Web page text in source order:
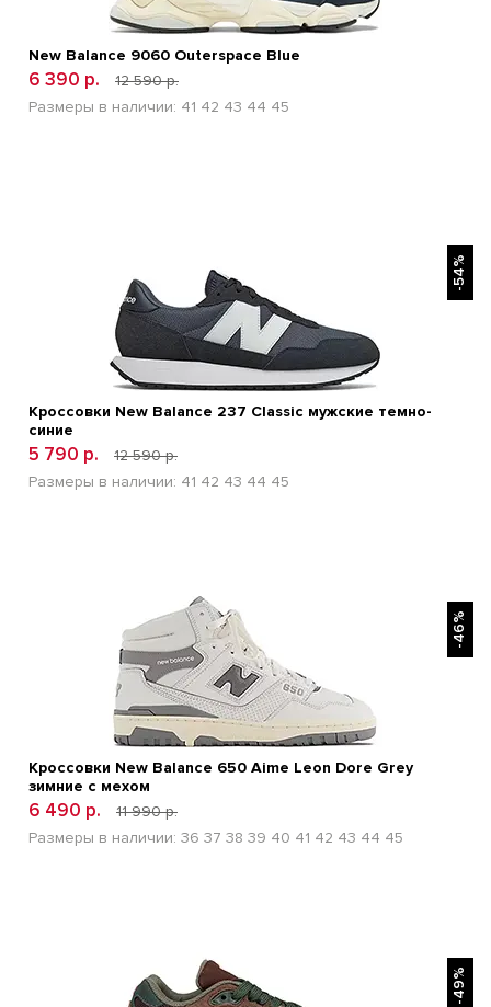
New Balance 9060 Outerspace Blue
6 390 р.
12 590 р.
Размеры в наличии: 41 42 43 44 45
-54%
Кроссовки New Balance 237 Classic мужские темно-
синие
5 790 р.
12 590 р.
Размеры в наличии: 41 42 43 44 45
БЫСТРЫЙ ПРОСМОТР
-46%
Кроссовки New Balance 650 Aime Leon Dore Grey
зимние с мехом
6 490 р.
11 990 р.
Размеры в наличии: 36 37 38 39 40 41 42 43 44 45
-49%